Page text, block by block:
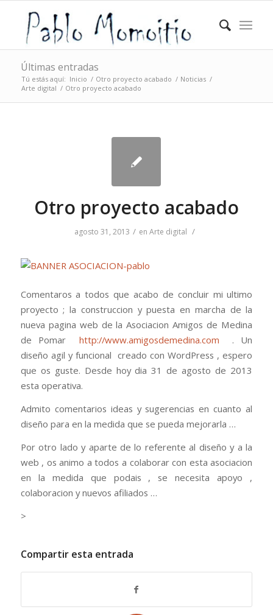
Últimas entradas
Tú estás aquí: Inicio / Otro proyecto acabado / Noticias /
Arte digital / Otro proyecto acabado
Otro proyecto acabado
agosto 31, 2013 / enArte digital /
Comentaros a todos que acabo de concluir mi ultimo
proyecto ; la construccion y puesta en marcha de la
nueva pagina web de la Asociacion Amigos de Medina
de Pomar http://www.amigosdemedina.com . Un
diseño agil y funcional creado con WordPress , espero
que os guste. Desde hoy dia 31 de agosto de 2013
esta operativa.
Admito comentarios ideas y sugerencias en cuanto al
diseño para en la medida que se pueda mejorarla …
Por otro lado y aparte de lo referente al diseño y a la
web , os animo a todos a colaborar con esta asociacion
en la medida que podais , se necesita apoyo ,
colaboracion y nuevos afiliados …
>
Compartir esta entrada